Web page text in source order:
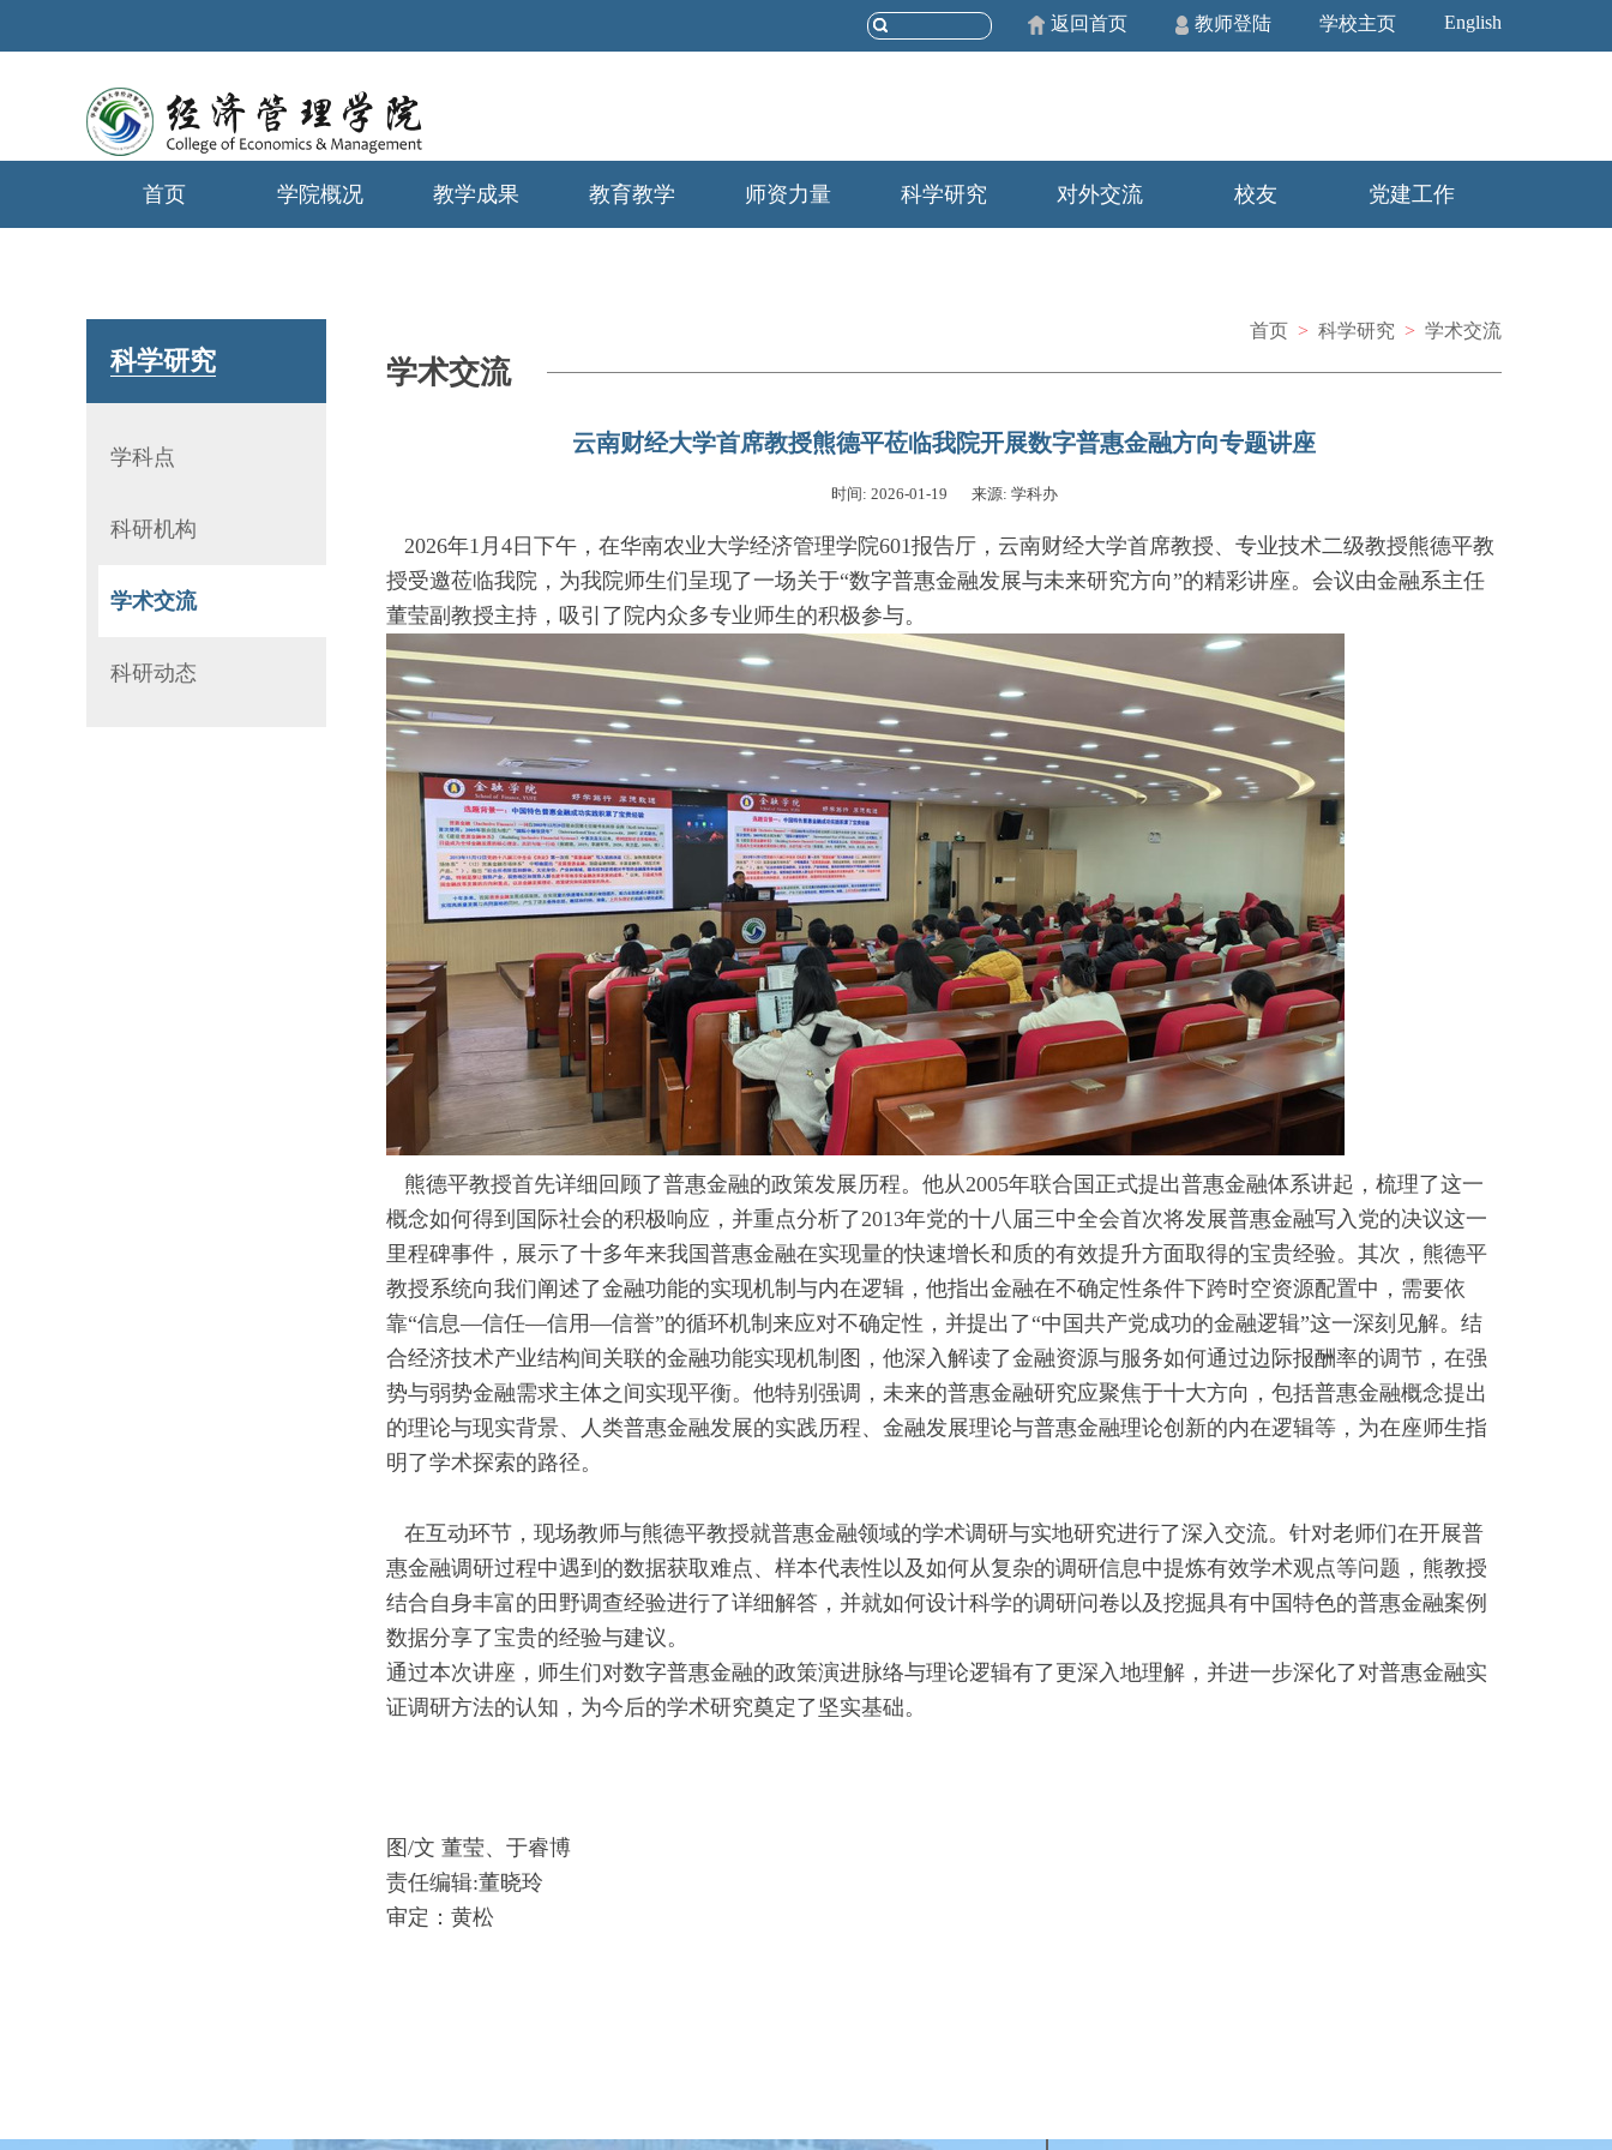
English
学校主页
教师登陆
返回首页
首页 学院概况 教学成果 教育教学 师资力量 科学研究 对外交流 校友 党建工作
科学研究
学科点
科研机构
学术交流
科研动态
首页 > 科学研究 > 学术交流
学术交流
云南财经大学首席教授熊德平莅临我院开展数字普惠金融方向专题讲座
时间: 2026-01-19 来源: 学科办
2026年1月4日下午，在华南农业大学经济管理学院601报告厅，云南财经大学首席教授、专业技术二级教授熊德平教
授受邀莅临我院，为我院师生们呈现了一场关于“数字普惠金融发展与未来研究方向”的精彩讲座。会议由金融系主任
董莹副教授主持，吸引了院内众多专业师生的积极参与。
熊德平教授首先详细回顾了普惠金融的政策发展历程。他从2005年联合国正式提出普惠金融体系讲起，梳理了这一
概念如何得到国际社会的积极响应，并重点分析了2013年党的十八届三中全会首次将发展普惠金融写入党的决议这一
里程碑事件，展示了十多年来我国普惠金融在实现量的快速增长和质的有效提升方面取得的宝贵经验。其次，熊德平
教授系统向我们阐述了金融功能的实现机制与内在逻辑，他指出金融在不确定性条件下跨时空资源配置中，需要依
靠“信息—信任—信用—信誉”的循环机制来应对不确定性，并提出了“中国共产党成功的金融逻辑”这一深刻见解。结
合经济技术产业结构间关联的金融功能实现机制图，他深入解读了金融资源与服务如何通过边际报酬率的调节，在强
势与弱势金融需求主体之间实现平衡。他特别强调，未来的普惠金融研究应聚焦于十大方向，包括普惠金融概念提出
的理论与现实背景、人类普惠金融发展的实践历程、金融发展理论与普惠金融理论创新的内在逻辑等，为在座师生指
明了学术探索的路径。
在互动环节，现场教师与熊德平教授就普惠金融领域的学术调研与实地研究进行了深入交流。针对老师们在开展普
惠金融调研过程中遇到的数据获取难点、样本代表性以及如何从复杂的调研信息中提炼有效学术观点等问题，熊教授
结合自身丰富的田野调查经验进行了详细解答，并就如何设计科学的调研问卷以及挖掘具有中国特色的普惠金融案例
数据分享了宝贵的经验与建议。
通过本次讲座，师生们对数字普惠金融的政策演进脉络与理论逻辑有了更深入地理解，并进一步深化了对普惠金融实
证调研方法的认知，为今后的学术研究奠定了坚实基础。
图/文 董莹、于睿博
责任编辑:董晓玲
审定：黄松